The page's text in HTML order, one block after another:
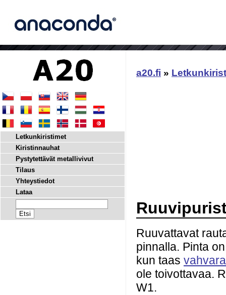
a20.fi »
Ruuvattavat
pinnalla. Pinta
kun taas
ole toivottavaa.
W1.
Letkunkiristimet
Kiristinnauhat
Pystytettävät metallivivut
Tilaus
Yhteystiedot
Lataa